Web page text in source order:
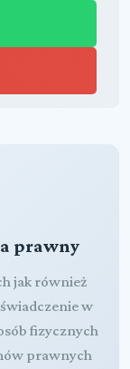
prawny
jak również
w
fizycznych
prawnych